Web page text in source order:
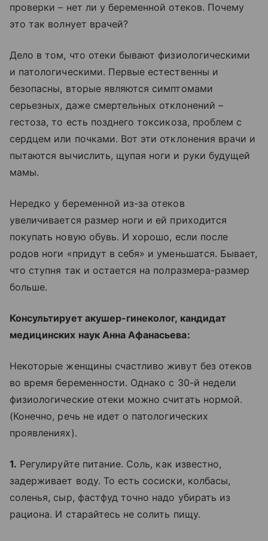
проверки – нет ли у беременной отеков. Почему
это так волнует врачей?
Дело в том, что отеки бывают физиологическими
и патологическими. Первые естественны и
безопасны, вторые являются симптомами
серьезных, даже смертельных отклонений –
гестоза, то есть позднего токсикоза, проблем с
сердцем или почками. Вот эти отклонения врачи и
пытаются вычислить, щупая ноги и руки будущей
мамы.
Нередко у беременной из-за отеков
увеличивается размер ноги и ей приходится
покупать новую обувь. И хорошо, если после
родов ноги «придут в себя» и уменьшатся. Бывает,
что ступня так и остается на полразмера-размер
больше.
Консультирует акушер-гинеколог, кандидат
медицинских наук Анна Афанасьева:
Некоторые женщины счастливо живут без отеков
во время беременности. Однако с 30-й недели
физиологические отеки можно считать нормой.
(Конечно, речь не идет о патологических
проявлениях).
1. Регулируйте питание. Соль, как известно,
задерживает воду. То есть сосиски, колбасы,
соленья, сыр, фастфуд точно надо убирать из
рациона. И старайтесь не солить пищу.